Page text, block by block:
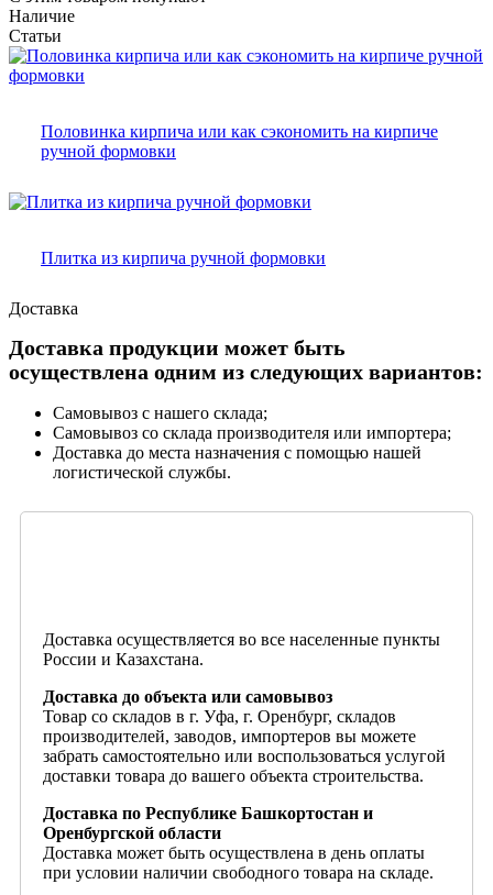
Наличие
Статьи
Половинка кирпича или как сэкономить на кирпиче
ручной формовки
Плитка из кирпича ручной формовки
Доставка
Доставка продукции может быть
осуществлена одним из следующих вариантов:
Самовывоз с нашего склада;
Самовывоз со склада производителя или импортера;
Доставка до места назначения с помощью нашей
логистической службы.
Доставка осуществляется во все населенные пункты
России и Казахстана.
Доставка до объекта или самовывоз
Товар со складов в г. Уфа, г. Оренбург, складов
производителей, заводов, импортеров вы можете
забрать самостоятельно или воспользоваться услугой
доставки товара до вашего объекта строительства.
Доставка по Республике Башкортостан и
Оренбургской области
Доставка может быть осуществлена в день оплаты
при условии наличии свободного товара на складе.